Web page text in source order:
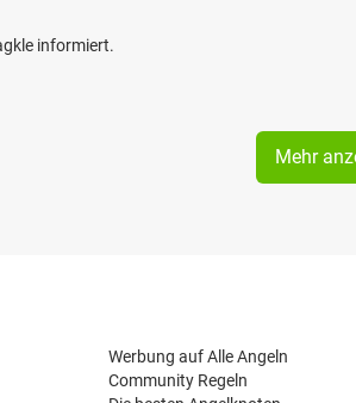
informiert.
Mehr
Werbung auf Alle Angeln
Community Regeln